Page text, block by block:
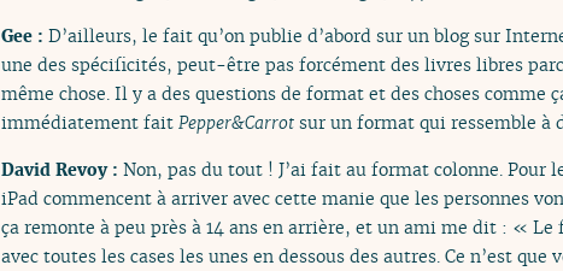
Gee : D’ailleurs, le fait qu’on publie d’abord sur un blog sur
une des spécificités, peut-être pas forcément des livres libres
même chose. Il y a des questions de format et des choses
immédiatement fait Pepper&Carrot sur un format qui ressemble à
David Revoy : Non, pas du tout ! J’ai fait au format colonne. Pour
iPad commencent à arriver avec cette manie que les personnes
ça remonte à peu près à 14 ans en arrière, et un ami me dit : «
avec toutes les cases les unes en dessous des autres. Ce n’est